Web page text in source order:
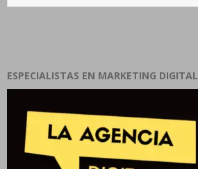
ESPECIALISTAS EN MARKETING DIGITAL